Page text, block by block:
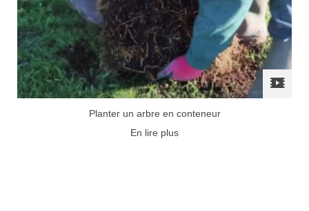
Planter un arbre en conteneur
En lire plus